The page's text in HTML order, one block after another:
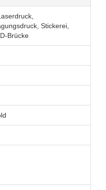
Stickerei,
Brücke